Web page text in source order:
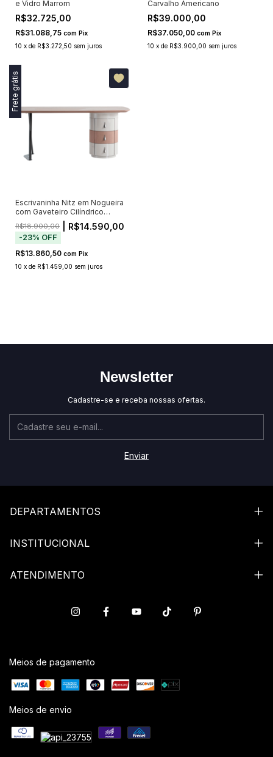
e Vidro Marrom
R$32.725,00
R$31.088,75 com Pix
10 x de R$3.272,50 sem juros
Carvalho Americano
R$39.000,00
R$37.050,00 com Pix
10 x de R$3.900,00 sem juros
Frete grátis
Escrivaninha Nitz em Nogueira
com Gaveteiro Cilíndrico
R$18.900,00 | R$14.590,00
-23% OFF
R$13.860,50 com Pix
10 x de R$1.459,00 sem juros
Newsletter
Cadastre-se e receba nossas ofertas.
DEPARTAMENTOS
INSTITUCIONAL
ATENDIMENTO
Meios de pagamento
Meios de envio